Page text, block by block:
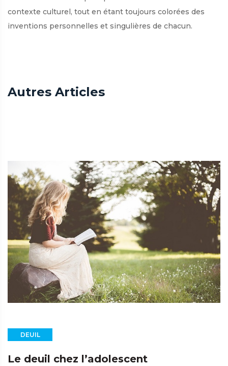
contexte culturel, tout en étant toujours colorées des
inventions personnelles et singulières de chacun.
Autres Articles
DEUIL
Le deuil chez l’adolescent